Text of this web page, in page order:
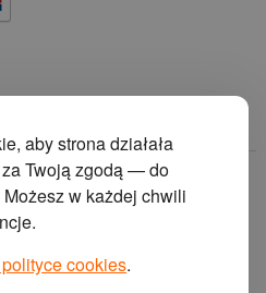
aby strona działała
Twoją zgodą — do
w każdej chwili
cookies.